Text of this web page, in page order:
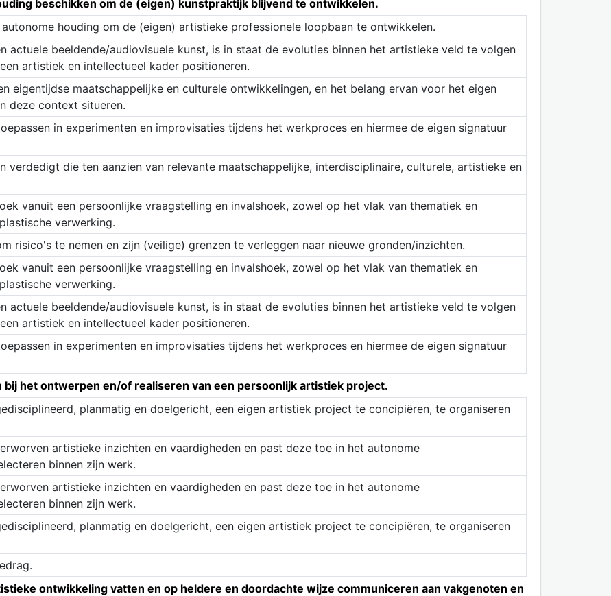
beschikken om de (eigen) kunstpraktijk blijvend te ontwikkelen.
houding om de (eigen) artistieke professionele loopbaan te ontwikkelen.
actuele beeldende/audiovisuele kunst, is in staat de evoluties binnen het artistieke veld te volgen
artistiek en intellectueel kader positioneren.
eigentijdse maatschappelijke en culturele ontwikkelingen, en het belang ervan voor het eigen
deze context situeren.
in experimenten en improvisaties tijdens het werkproces en hiermee de eigen signatuur
verdedigt die ten aanzien van relevante maatschappelijke, interdisciplinaire, culturele, artistieke en
vanuit een persoonlijke vraagstelling en invalshoek, zowel op het vlak van thematiek en
verwerking.
risico's te nemen en zijn (veilige) grenzen te verleggen naar nieuwe gronden/inzichten.
vanuit een persoonlijke vraagstelling en invalshoek, zowel op het vlak van thematiek en
verwerking.
actuele beeldende/audiovisuele kunst, is in staat de evoluties binnen het artistieke veld te volgen
artistiek en intellectueel kader positioneren.
in experimenten en improvisaties tijdens het werkproces en hiermee de eigen signatuur
het ontwerpen en/of realiseren van een persoonlijk artistiek project.
planmatig en doelgericht, een eigen artistiek project te concipiëren, te organiseren
artistieke inzichten en vaardigheden en past deze toe in het autonome
binnen zijn werk.
artistieke inzichten en vaardigheden en past deze toe in het autonome
binnen zijn werk.
planmatig en doelgericht, een eigen artistiek project te concipiëren, te organiseren
ontwikkeling vatten en op heldere en doordachte wijze communiceren aan vakgenoten en